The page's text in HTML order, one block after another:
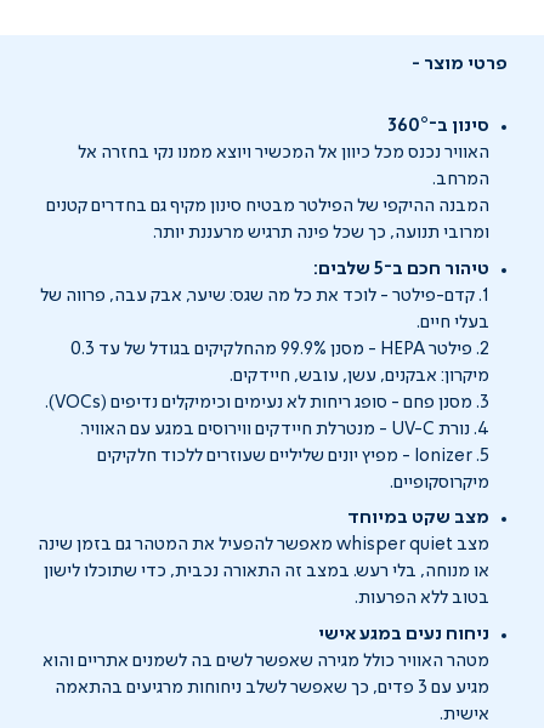
פרטי מוצר
סינון ב־360°
האוויר נכנס מכל כיוון אל המכשיר ויוצא ממנו נקי בחזרה אל
המרחב.
המבנה ההיקפי של הפילטר מבטיח סינון מקיף גם בחדרים קטנים
ומרובי תנועה, כך שכל פינה תרגיש מרעננת יותר.
טיהור חכם ב־5 שלבים:
1. קדם-פילטר - לוכד את כל מה שגס: שיער, אבק עבה, פרווה של
בעלי חיים.
2. פילטר HEPA - מסנן 99.9% מהחלקיקים בגודל של עד 0.3
מיקרון: אבקנים, עשן, עובש, חיידקים.
3. מסנן פחם - סופג ריחות לא נעימים וכימיקלים נדיפים (VOCs).
4. נורת UV-C - מנטרלת חיידקים ווירוסים במגע עם האוויר.
5. Ionizer - מפיץ יונים שליליים שעוזרים ללכוד חלקיקים
מיקרוסקופיים.
מצב שקט במיוחד
מצב whisper quiet מאפשר להפעיל את המטהר גם בזמן שינה
או מנוחה, בלי רעש. במצב זה התאורה נכבית, כדי שתוכלו לישון
בטוב ללא הפרעות.
ניחוח נעים במגע אישי
מטהר האוויר כולל מגירה שאפשר לשים בה לשמנים אתריים והוא
מגיע עם 3 פדים, כך שאפשר לשלב ניחוחות מרגיעים בהתאמה
אישית.